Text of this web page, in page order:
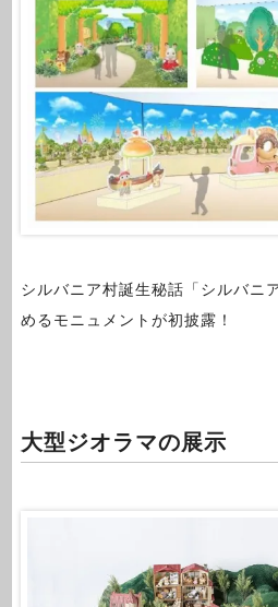
シルバニア村誕生秘話「シルバニ
めるモニュメントが初披露！
大型ジオラマの展示